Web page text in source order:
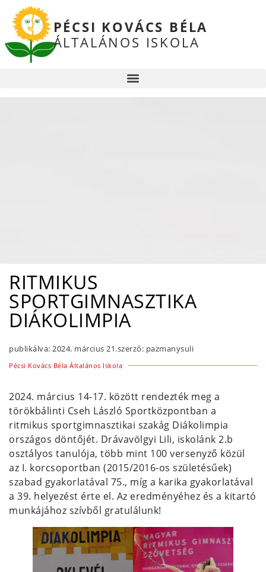
PÉCSI KOVÁCS BÉLA
ÁLTALÁNOS ISKOLA
RITMIKUS
SPORTGIMNASZTIKA
DIÁKOLIMPIA
publikálva: 2024. március 21.szerző: pazmanysuli
Pécsi Kovács Béla Általános Iskola
2024. március 14-17. között rendezték meg a
törökbálinti Cseh László Sportközpontban a
ritmikus sportgimnasztikai szakág Diákolimpia
országos döntőjét. Drávavölgyi Lili, iskolánk 2.b
osztályos tanulója, több mint 100 versenyző közül
az I. korcsoportban (2015/2016-os születésűek)
szabad gyakorlatával 75., míg a karika gyakorlatával
a 39. helyezést érte el. Az eredményéhez és a kitartó
munkájához szívből gratulálunk!